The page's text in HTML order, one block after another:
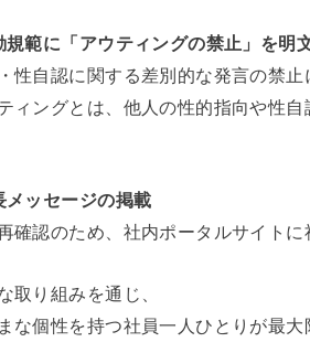
規範に「アウティングの禁止」を明
性自認に関する差別的な発言の禁
ィングとは、他人の性的指向や性
メッセージの掲載
確認のため、社内ポータルサイトに
取り組みを通じ、
な個性を持つ社員一人ひとりが最